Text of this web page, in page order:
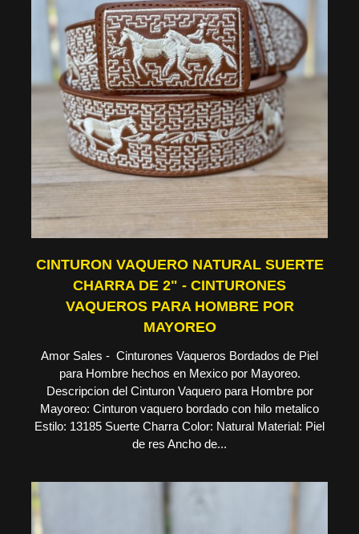
CINTURON VAQUERO NATURAL SUERTE
CHARRA DE 2" - CINTURONES
VAQUEROS PARA HOMBRE POR
MAYOREO
Amor Sales - Cinturones Vaqueros Bordados de Piel
para Hombre hechos en Mexico por Mayoreo.
Descripcion del Cinturon Vaquero para Hombre por
Mayoreo: Cinturon vaquero bordado con hilo metalico
Estilo: 13185 Suerte Charra Color: Natural Material: Piel
de res Ancho de...